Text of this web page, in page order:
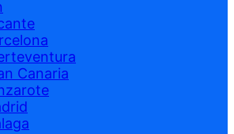
Canaria